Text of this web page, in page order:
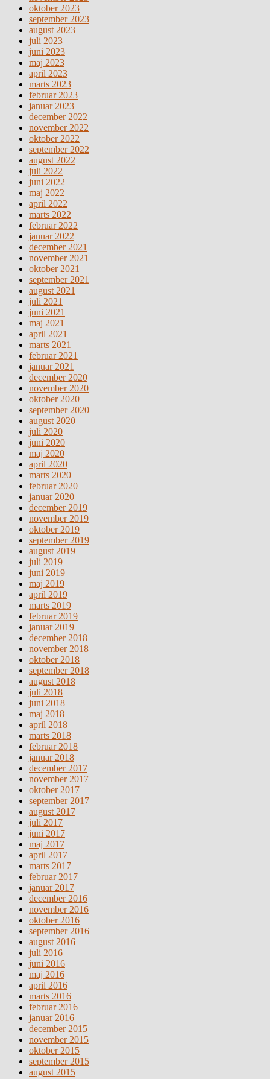
oktober 2023
september 2023
august 2023
juli 2023
juni 2023
maj 2023
april 2023
marts 2023
februar 2023
januar 2023
december 2022
november 2022
oktober 2022
september 2022
august 2022
juli 2022
juni 2022
maj 2022
april 2022
marts 2022
februar 2022
januar 2022
december 2021
november 2021
oktober 2021
september 2021
august 2021
juli 2021
juni 2021
maj 2021
april 2021
marts 2021
februar 2021
januar 2021
december 2020
november 2020
oktober 2020
september 2020
august 2020
juli 2020
juni 2020
maj 2020
april 2020
marts 2020
februar 2020
januar 2020
december 2019
november 2019
oktober 2019
september 2019
august 2019
juli 2019
juni 2019
maj 2019
april 2019
marts 2019
februar 2019
januar 2019
december 2018
november 2018
oktober 2018
september 2018
august 2018
juli 2018
juni 2018
maj 2018
april 2018
marts 2018
februar 2018
januar 2018
december 2017
november 2017
oktober 2017
september 2017
august 2017
juli 2017
juni 2017
maj 2017
april 2017
marts 2017
februar 2017
januar 2017
december 2016
november 2016
oktober 2016
september 2016
august 2016
juli 2016
juni 2016
maj 2016
april 2016
marts 2016
februar 2016
januar 2016
december 2015
november 2015
oktober 2015
september 2015
august 2015